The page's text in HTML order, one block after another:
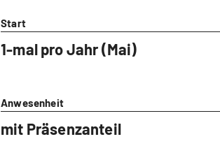
Start
1-mal pro Jahr (Mai)
Anwesenheit
mit Präsenzanteil